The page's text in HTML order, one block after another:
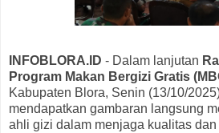
INFOBLORA.ID - Dalam lanjutan
Program Makan Bergizi Gratis
Kabupaten Blora, Senin (13/10/
mendapatkan gambaran langsung
ahli gizi dalam menjaga kualitas